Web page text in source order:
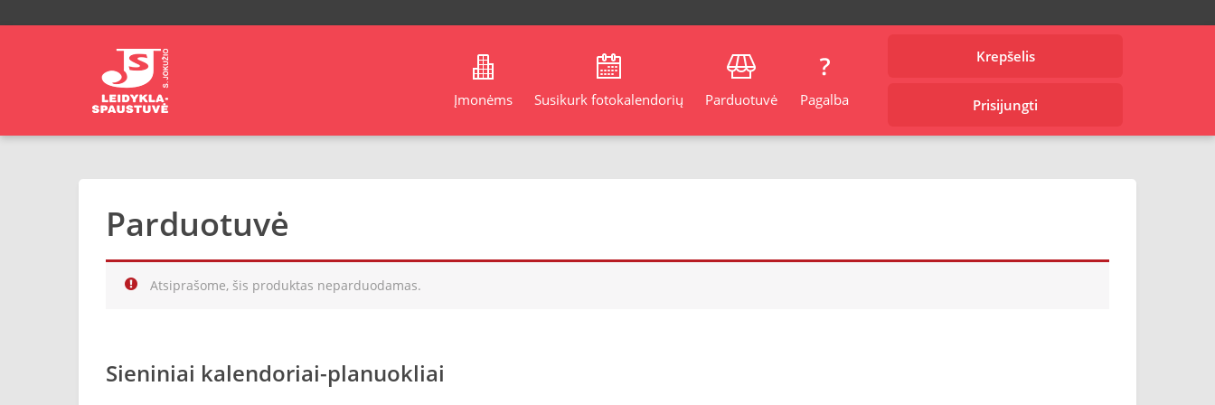
Krepšelis
Prisijungti
Įmonėms Susikurk fotokalendorių Parduotuvė Pagalba
Parduotuvė
Atsiprašome, šis produktas neparduodamas.
Sieniniai kalendoriai-planuokliai